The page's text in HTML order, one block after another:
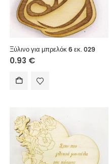
Ξύλινο για μπρελόκ 6 εκ. 029
0.93 €